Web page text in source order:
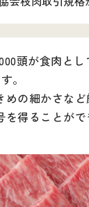
頭が食肉と
。
の細かさな
得ることがで